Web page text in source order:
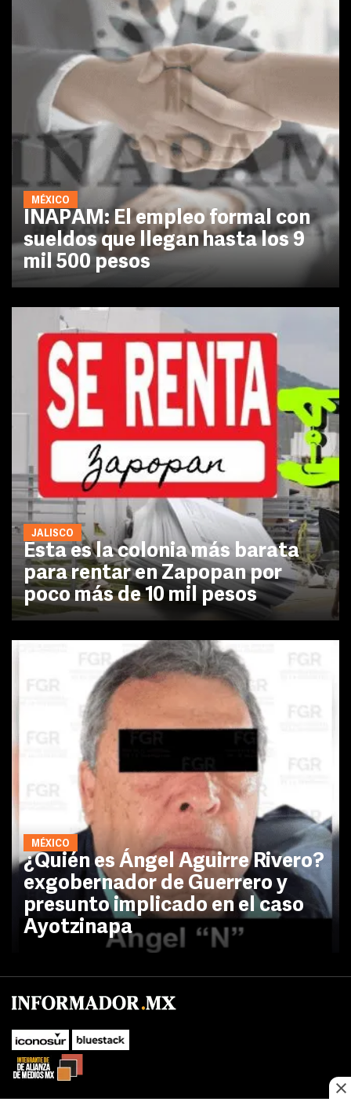
MÉXICO
INAPAM: El empleo formal con
sueldos que llegan hasta los 9
mil 500 pesos
JALISCO
Esta es la colonia más barata
para rentar en Zapopan por
poco más de 10 mil pesos
MÉXICO
¿Quién es Ángel Aguirre Rivero?
exgobernador de Guerrero y
presunto implicado en el caso
Ayotzinapa